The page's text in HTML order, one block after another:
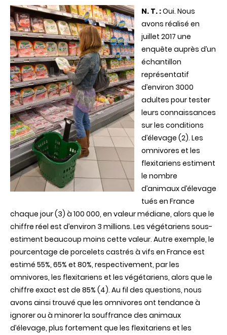
N. T. :Oui. Nous
avons réaliséen
juillet 2017une
enquête auprès d’un
échantillon
représentatif
d’environ 3000
adultes pour tester
leurs connaissances
sur les conditions
d’élevage (2). Les
omnivores et les
flexitariens estiment
le nombre
d’animaux d’élevage
tués en France
chaque jour (3) à 100 000, en valeur médiane, alors que le
chiffre réel est d’environ 3 millions. Les végétariens sous-
estiment beaucoup moins cette valeur. Autre exemple, le
pourcentage de porcelets castrés à vifs en France est
estimé 55%, 65% et 80%, respectivement, par les
omnivores, les flexitariens et les végétariens, alors que le
chiffre exact est de 85% (4). Au fil des questions, nous
avons ainsi trouvé que les omnivores ont tendance à
ignorer ou à minorer la souffrance des animaux
d’élevage, plus fortement que les flexitariens et les